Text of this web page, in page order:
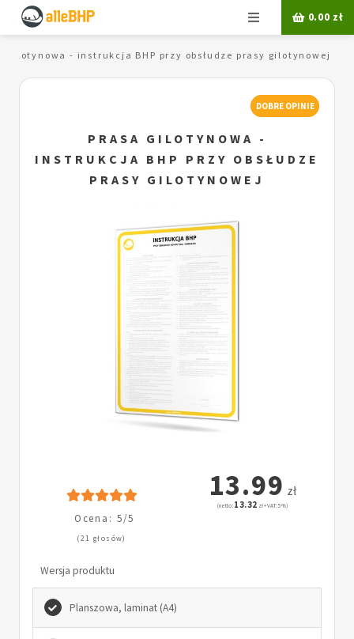
Menu 0.00 zł
gilotynowa - instrukcja BHP przy obsłudze prasy gilotynowej
DOBRE OPINIE
PRASA GILOTYNOWA -
INSTRUKCJA BHP PRZY OBSŁUDZE
PRASY GILOTYNOWEJ
Ocena: 5/5
(21 głosów)
13.99 zł
(netto: 13.32 zł + VAT: 5%)
Wersja produktu
Planszowa, laminat (A4)